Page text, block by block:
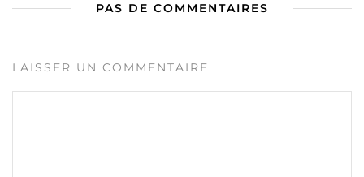
PAS DE COMMENTAIRES
LAISSER UN COMMENTAIRE